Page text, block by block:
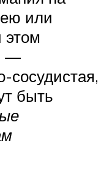
или
этом
—
сосудистая,
быть